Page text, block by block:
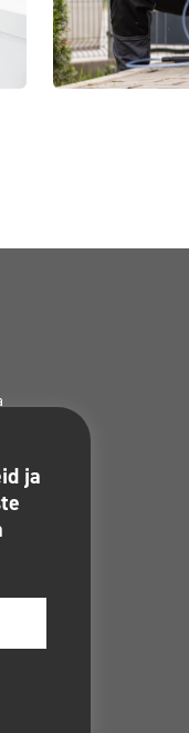
-
ja